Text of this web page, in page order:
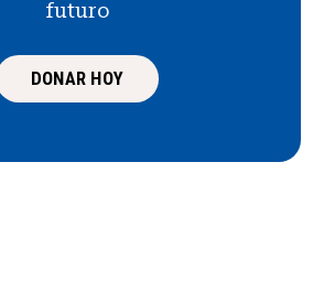
futuro
DONAR HOY